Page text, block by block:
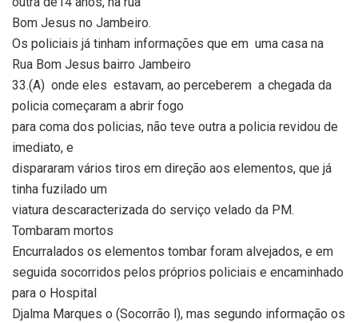
Bom Jesus no Jambeiro.
Os policiais já tinham informações que em uma casa na
Rua Bom Jesus bairro Jambeiro
33.(A) onde eles estavam, ao perceberem a chegada da
policia começaram a abrir fogo
para coma dos policias, não teve outra a policia revidou de
imediato, e
dispararam vários tiros em direção aos elementos, que já
tinha fuzilado um
viatura descaracterizada do serviço velado da PM.
Tombaram mortos
Encurralados os elementos tombar foram alvejados, e em
seguida socorridos pelos próprios policiais e encaminhado
para o Hospital
Djalma Marques o (Socorrão l), mas segundo informação os